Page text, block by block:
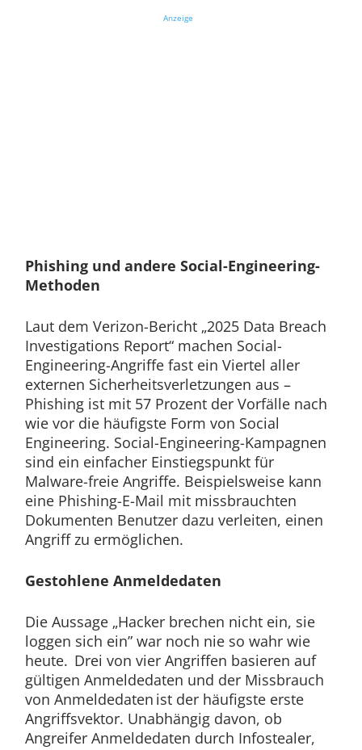
Anzeige
Phishing und andere Social-Engineering-
Methoden
Laut dem Verizon-Bericht „2025 Data Breach
Investigations Report“ machen Social-
Engineering-Angriffe fast ein Viertel aller
externen Sicherheitsverletzungen aus –
Phishing ist mit 57 Prozent der Vorfälle nach
wie vor die häufigste Form von Social
Engineering. Social-Engineering-Kampagnen
sind ein einfacher Einstiegspunkt für
Malware-freie Angriffe. Beispielsweise kann
eine Phishing-E-Mail mit missbrauchten
Dokumenten Benutzer dazu verleiten, einen
Angriff zu ermöglichen.
Gestohlene Anmeldedaten
Die Aussage „Hacker brechen nicht ein, sie
loggen sich ein” war noch nie so wahr wie
heute. Drei von vier Angriffen basieren auf
gültigen Anmeldedaten und der Missbrauch
von Anmeldedaten ist der häufigste erste
Angriffsvektor. Unabhängig davon, ob
Angreifer Anmeldedaten durch Infostealer,